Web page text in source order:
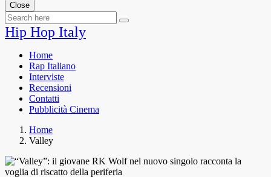
Close
Hip Hop Italy
Home
Rap Italiano
Interviste
Recensioni
Contatti
Pubblicità Cinema
Home
Valley